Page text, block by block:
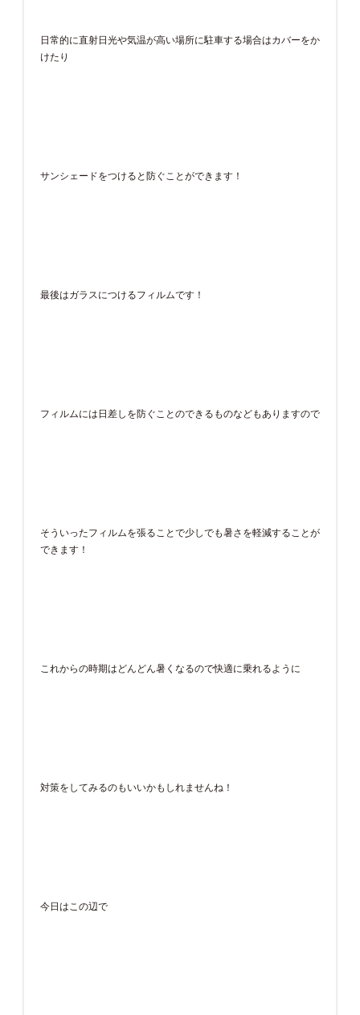
日常的に直射日光や気温が高い場所に駐車する場合はカバーをか
けたり
サンシェードをつけると防ぐことができます！
最後はガラスにつけるフィルムです！
フィルムには日差しを防ぐことのできるものなどもありますので
そういったフィルムを張ることで少しでも暑さを軽減することが
できます！
これからの時期はどんどん暑くなるので快適に乗れるように
対策をしてみるのもいいかもしれませんね！
今日はこの辺で